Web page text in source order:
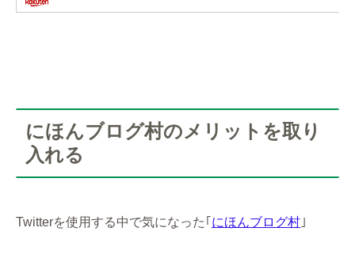
にほんブログ村のメリットを取り
入れる
Twitterを使用する中で気になった｢ にほんブログ村 ｣